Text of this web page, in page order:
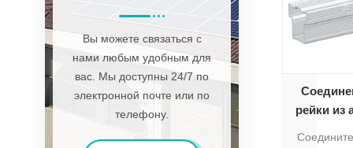
размеров
рейки из
Вы можете связаться с
нами любым удобным для
вас. Мы доступны 24/7 по
электронной почте или по
телефону.